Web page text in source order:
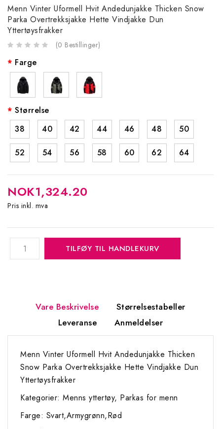
Menn Vinter Uformell Hvit Andedunjakke Thicken Snow
Parka Overtrekksjakke Hette Vindjakke Dun
Yttertøysfrakker
(0 Bestillinger)
Farge
Størrelse
38
40 42 44 46 48 50
52 54 56 58 60 62 64
NOK1,324.20
Pris inkl. mva
TILFØY TIL HANDLEKURV
Vare Beskrivelse
Størrelsestabeller
Leveranse
Anmeldelser
Menn Vinter Uformell Hvit Andedunjakke Thicken
Snow Parka Overtrekksjakke Hette Vindjakke Dun
Yttertøysfrakker
Kategorier: Menns yttertøy, Parkas for menn
Farge: Svart,Armygrønn,Rød